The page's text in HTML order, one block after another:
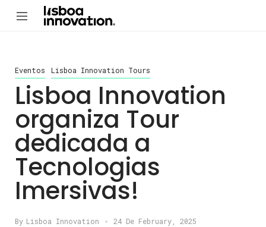
Eventos Lisboa Innovation Tours
Lisboa Innovation
organiza Tour
dedicada a
Tecnologias
Imersivas!
By Lisboa Innovation 24 De February, 2025